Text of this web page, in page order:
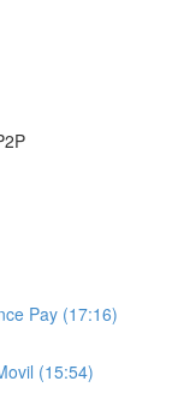
Pay (17:16)
(15:54)